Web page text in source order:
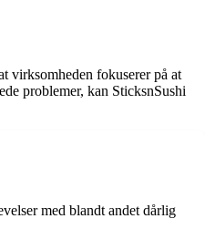
virksomheden fokuserer på at
problemer, kan SticksnSushi
med blandt andet dårlig